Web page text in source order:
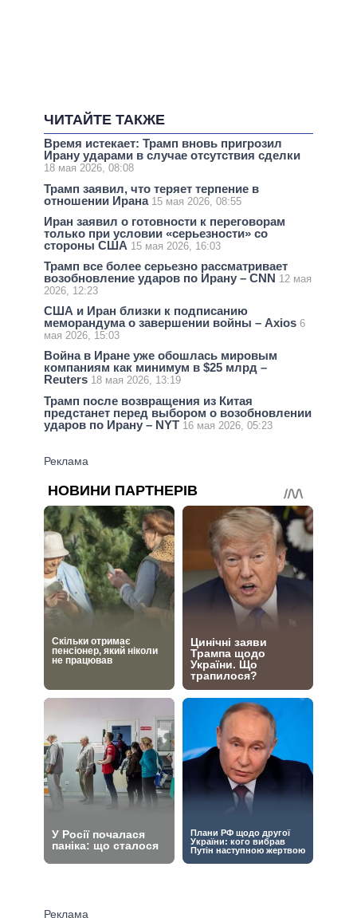
ЧИТАЙТЕ ТАКЖЕ
Время истекает: Трамп вновь пригрозил
Ирану ударами в случае отсутствия сделки
18 мая 2026, 08:08
Трамп заявил, что теряет терпение в
отношении Ирана 15 мая 2026, 08:55
Иран заявил о готовности к переговорам
только при условии «серьезности» со
стороны США 15 мая 2026, 16:03
Трамп все более серьезно рассматривает
возобновление ударов по Ирану – CNN 12 мая
2026, 12:23
США и Иран близки к подписанию
меморандума о завершении войны – Axios 6
мая 2026, 15:03
Война в Иране уже обошлась мировым
компаниям как минимум в $25 млрд –
Reuters 18 мая 2026, 13:19
Трамп после возвращения из Китая
предстанет перед выбором о возобновлении
ударов по Ирану – NYT 16 мая 2026, 05:23